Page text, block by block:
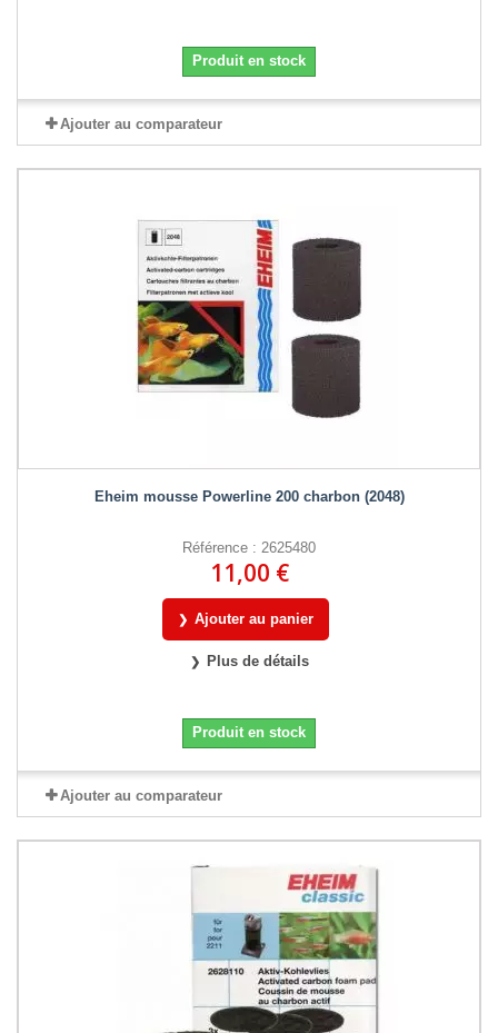
Produit en stock
Ajouter au comparateur
Eheim mousse Powerline 200 charbon (2048)
Référence : 2625480
11,00 €
Ajouter au panier
Plus de détails
Produit en stock
Ajouter au comparateur